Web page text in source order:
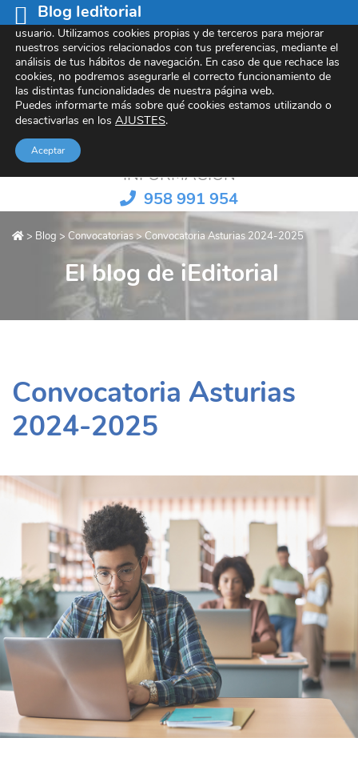
Referentes en contenido e-learning
INFORMACIÓN
958 991 954
> Blog > Convocatorias>Convocatoria Asturias 2024-2025
El blog de iEditorial
Convocatoria Asturias
2024-2025
Este sitio web utiliza cookies para mejorar tu experiencia de
usuario. Utilizamos cookies propias y de terceros para mejorar
nuestros servicios relacionados con tus preferencias, mediante el
análisis de tus hábitos de navegación. En caso de que rechace las
cookies, no podremos asegurarle el correcto funcionamiento de
las distintas funcionalidades de nuestra página web.
Puedes informarte más sobre qué cookies estamos utilizando o
desactivarlas en los AJUSTES.
Aceptar
Blog Ieditorial